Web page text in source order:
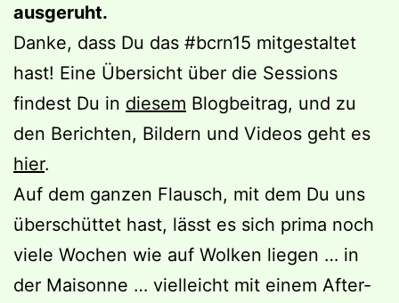
ausgeruht.
Danke, dass Du das #bcrn15 mitgestaltet
hast! Eine Übersicht über die Sessions
findest Du in diesem Blogbeitrag, und zu
den Berichten, Bildern und Videos geht es
hier.
Auf dem ganzen Flausch, mit dem Du uns
überschüttet hast, lässt es sich prima noch
viele Wochen wie auf Wolken liegen … in
der Maisonne … vielleicht mit einem After-